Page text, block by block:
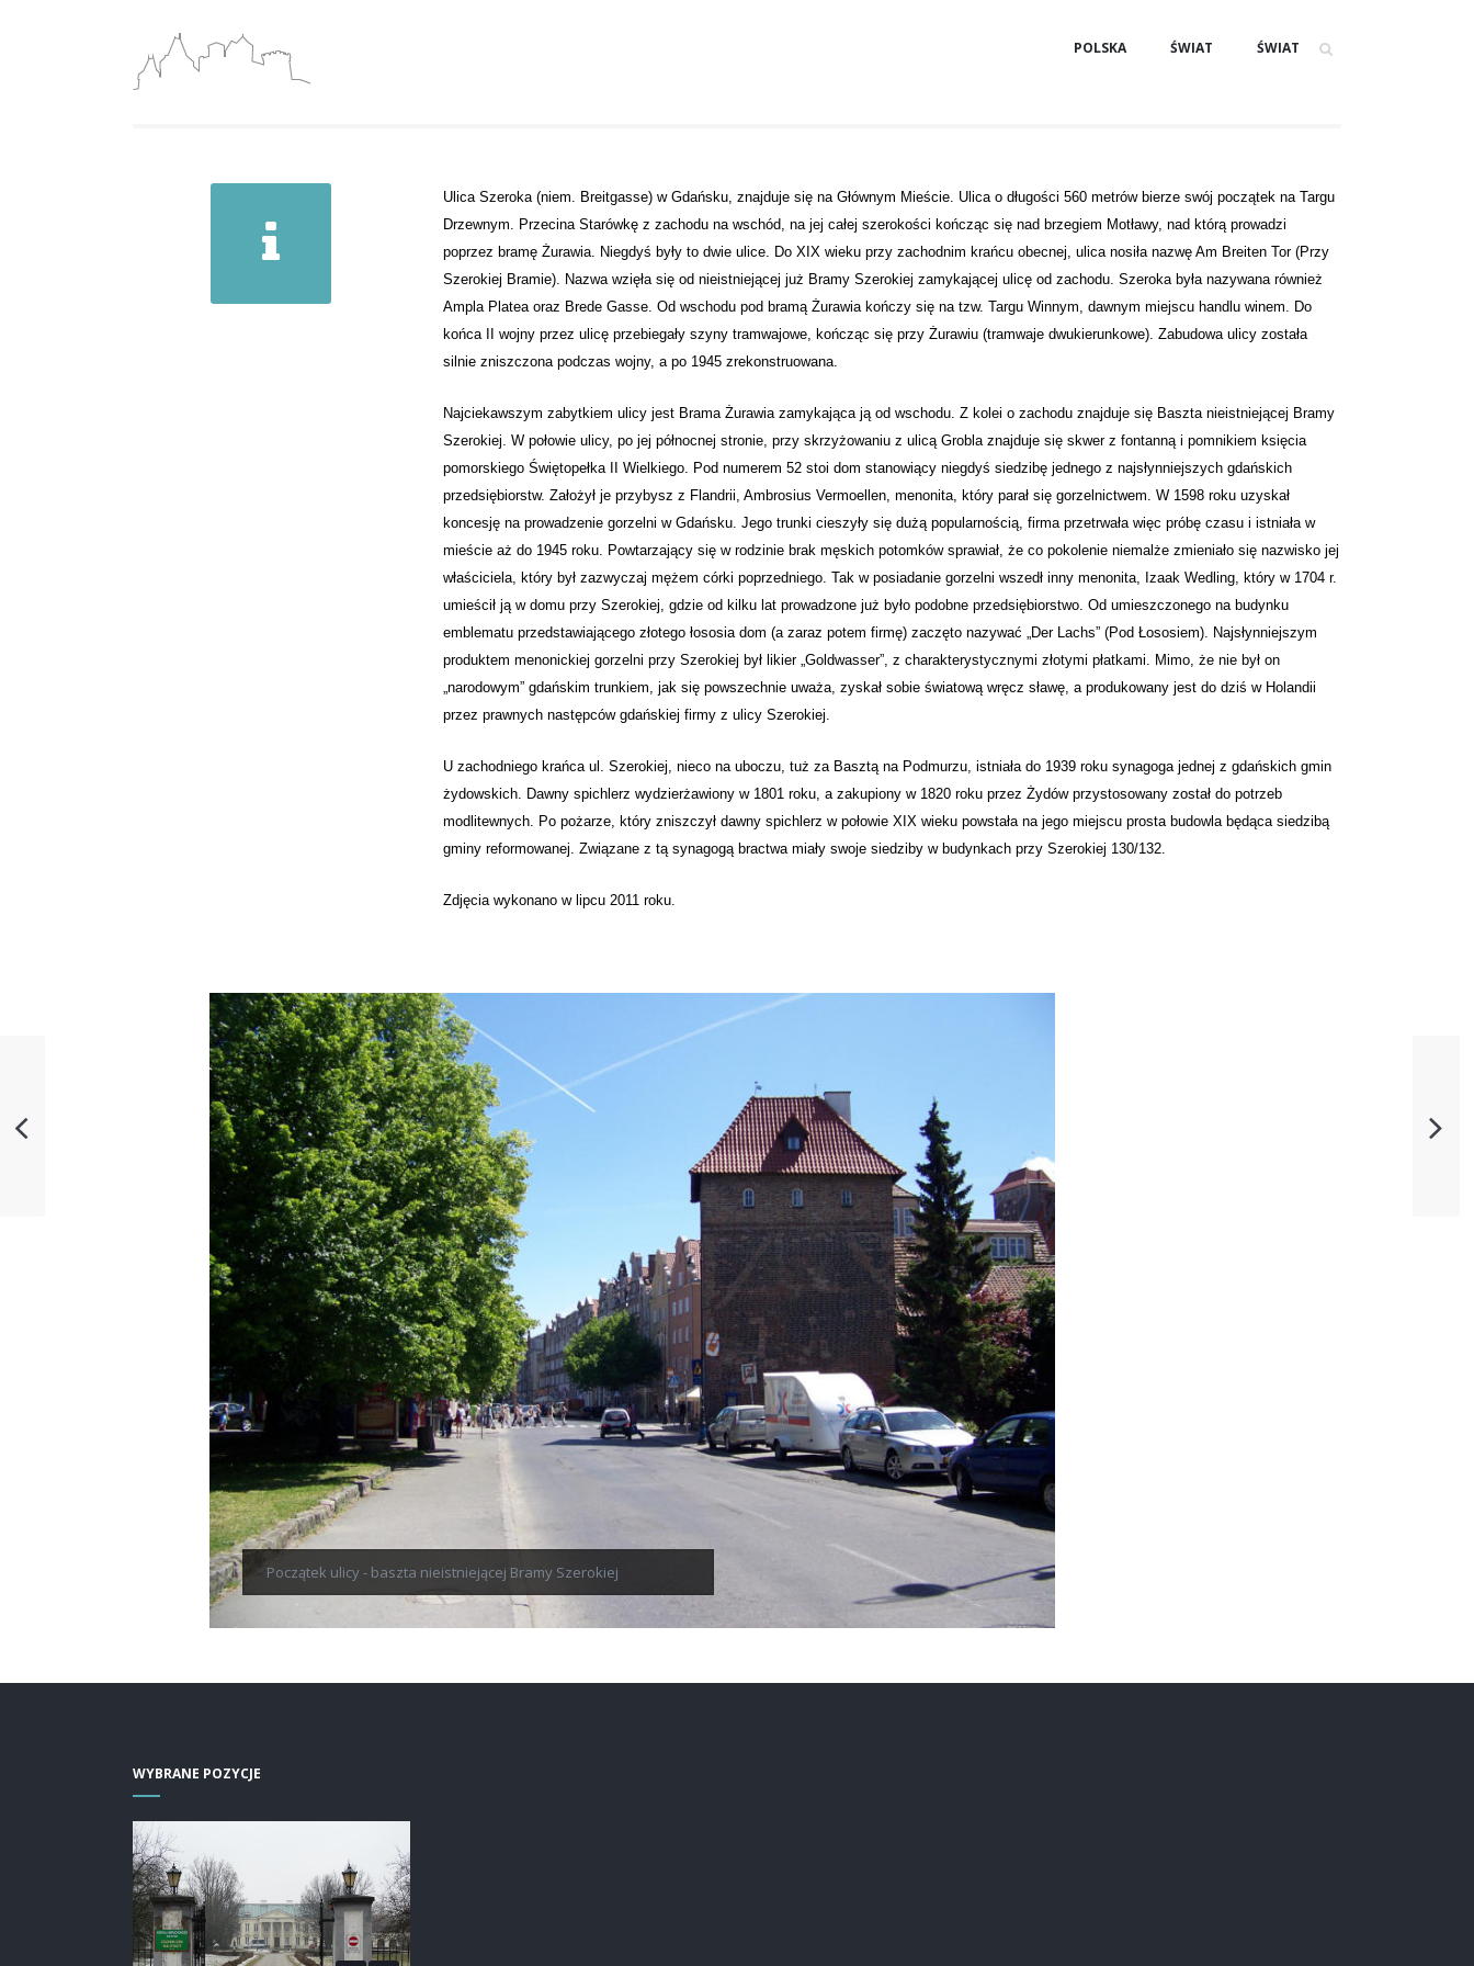
POLSKA ŚWIAT ŚWIAT
Ulica Szeroka (niem. Breitgasse) w Gdańsku, znajduje się na Głównym Mieście. Ulica o długości 560 metrów bierze swój początek na Targu
Drzewnym. Przecina Starówkę z zachodu na wschód, na jej całej szerokości kończąc się nad brzegiem Motławy, nad którą prowadzi
poprzez bramę Żurawia. Niegdyś były to dwie ulice. Do XIX wieku przy zachodnim krańcu obecnej, ulica nosiła nazwę Am Breiten Tor (Przy
Szerokiej Bramie). Nazwa wzięła się od nieistniejącej już Bramy Szerokiej zamykającej ulicę od zachodu. Szeroka była nazywana również
Ampla Platea oraz Brede Gasse. Od wschodu pod bramą Żurawia kończy się na tzw. Targu Winnym, dawnym miejscu handlu winem. Do
końca II wojny przez ulicę przebiegały szyny tramwajowe, kończąc się przy Żurawiu (tramwaje dwukierunkowe). Zabudowa ulicy została
silnie zniszczona podczas wojny, a po 1945 zrekonstruowana.
Najciekawszym zabytkiem ulicy jest Brama Żurawia zamykająca ją od wschodu. Z kolei o zachodu znajduje się Baszta nieistniejącej Bramy
Szerokiej. W połowie ulicy, po jej północnej stronie, przy skrzyżowaniu z ulicą Grobla znajduje się skwer z fontanną i pomnikiem księcia
pomorskiego Świętopełka II Wielkiego. Pod numerem 52 stoi dom stanowiący niegdyś siedzibę jednego z najsłynniejszych gdańskich
przedsiębiorstw. Założył je przybysz z Flandrii, Ambrosius Vermoellen, menonita, który parał się gorzelnictwem. W 1598 roku uzyskał
koncesję na prowadzenie gorzelni w Gdańsku. Jego trunki cieszyły się dużą popularnością, firma przetrwała więc próbę czasu i istniała w
mieście aż do 1945 roku. Powtarzający się w rodzinie brak męskich potomków sprawiał, że co pokolenie niemalże zmieniało się nazwisko jej
właściciela, który był zazwyczaj mężem córki poprzedniego. Tak w posiadanie gorzelni wszedł inny menonita, Izaak Wedling, który w 1704 r.
umieścił ją w domu przy Szerokiej, gdzie od kilku lat prowadzone już było podobne przedsiębiorstwo. Od umieszczonego na budynku
emblematu przedstawiającego złotego łososia dom (a zaraz potem firmę) zaczęto nazywać „Der Lachs” (Pod Łososiem). Najsłynniejszym
produktem menonickiej gorzelni przy Szerokiej był likier „Goldwasser”, z charakterystycznymi złotymi płatkami. Mimo, że nie był on
„narodowym” gdańskim trunkiem, jak się powszechnie uważa, zyskał sobie światową wręcz sławę, a produkowany jest do dziś w Holandii
przez prawnych następców gdańskiej firmy z ulicy Szerokiej.
U zachodniego krańca ul. Szerokiej, nieco na uboczu, tuż za Basztą na Podmurzu, istniała do 1939 roku synagoga jednej z gdańskich gmin
żydowskich. Dawny spichlerz wydzierżawiony w 1801 roku, a zakupiony w 1820 roku przez Żydów przystosowany został do potrzeb
modlitewnych. Po pożarze, który zniszczył dawny spichlerz w połowie XIX wieku powstała na jego miejscu prosta budowla będąca siedzibą
gminy reformowanej. Związane z tą synagogą bractwa miały swoje siedziby w budynkach przy Szerokiej 130/132.
Zdjęcia wykonano w lipcu 2011 roku.
Początek ulicy - baszta nieistniejącej Bramy Szerokiej
WYBRANE POZYCJE